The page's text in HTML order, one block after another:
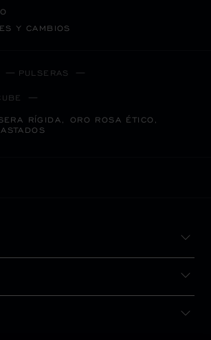
Y CAMBIOS
PULSERAS
RÍGIDA, ORO ROSA ÉTICO,
(CAMBIAR PAÍS)
PAÍS